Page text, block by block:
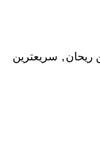
ریحان , سریعترین